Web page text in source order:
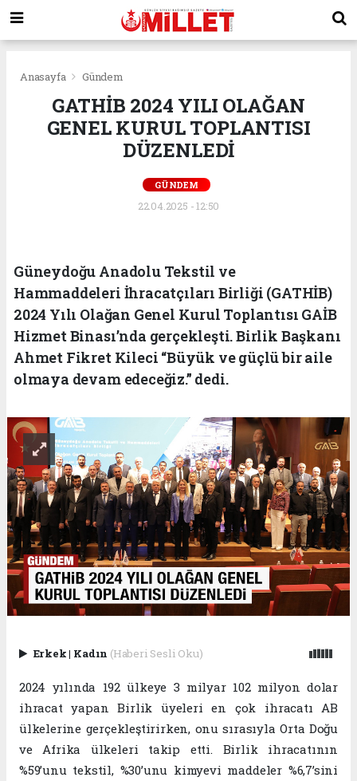
Anasayfa Gündem
GATHİB 2024 YILI OLAĞAN
GENEL KURUL TOPLANTISI
DÜZENLEDİ
GÜNDEM
22.04.2025 - 12:50
Güneydoğu Anadolu Tekstil ve
Hammaddeleri İhracatçıları Birliği (GATHİB)
2024 Yılı Olağan Genel Kurul Toplantısı GAİB
Hizmet Binası’nda gerçekleşti. Birlik Başkanı
Ahmet Fikret Kileci “Büyük ve güçlü bir aile
olmaya devam edeceğiz.” dedi.
Erkek| Kadın (Haberi Sesli Oku)
2024 yılında 192 ülkeye 3 milyar 102 milyon dolar
ihracat yapan Birlik üyeleri en çok ihracatı AB
ülkelerine gerçekleştirirken, onu sırasıyla Orta Doğu
ve Afrika ülkeleri takip etti. Birlik ihracatının
%59’unu tekstil, %30’unu kimyevi maddeler %6,7’sini